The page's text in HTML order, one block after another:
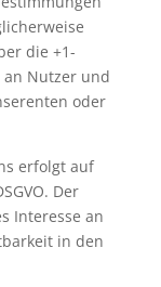
die +1-
Nutzer und
oder
erfolgt auf
Der
Interesse an
in den